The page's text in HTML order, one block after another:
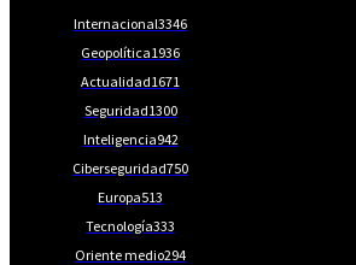
Internacional3346
Geopolítica1936
Actualidad1671
Seguridad1300
Inteligencia942
Ciberseguridad750
Europa513
Tecnología333
Oriente medio294